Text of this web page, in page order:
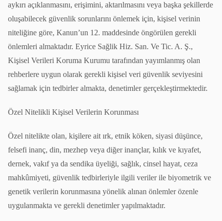
aykırı açıklanmasını, erişimini, aktarılmasını veya başka şekillerde
oluşabilecek güvenlik sorunlarını önlemek için, kişisel verinin
niteliğine göre, Kanun’un 12. maddesinde öngörülen gerekli
önlemleri almaktadır. Eyrice Sağlik Hiz. San. Ve Tic. A. Ş.,
Kişisel Verileri Koruma Kurumu tarafından yayımlanmış olan
rehberlere uygun olarak gerekli kişisel veri güvenlik seviyesini
sağlamak için tedbirler almakta, denetimler gerçekleştirmektedir.
Özel Nitelikli Kişisel Verilerin Korunması
Özel nitelikte olan, kişilere ait ırk, etnik köken, siyasi düşünce,
felsefi inanç, din, mezhep veya diğer inançlar, kılık ve kıyafet,
dernek, vakıf ya da sendika üyeliği, sağlık, cinsel hayat, ceza
mahkûmiyeti, güvenlik tedbirleriyle ilgili veriler ile biyometrik ve
genetik verilerin korunmasına yönelik alınan önlemler özenle
uygulanmakta ve gerekli denetimler yapılmaktadır.